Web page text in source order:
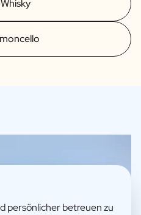
persönlicher betreuen zu